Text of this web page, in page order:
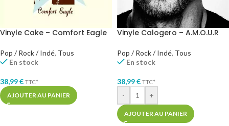
Vinyle Cake – Comfort Eagle
Pop / Rock / Indé, Tous
En stock
38,99€ TTC*
AJOUTER AU PANIER
Vinyle Calogero – A.M.O.U.R
Pop / Rock / Indé, Tous
En stock
38,99€ TTC*
- +
AJOUTER AU PANIER